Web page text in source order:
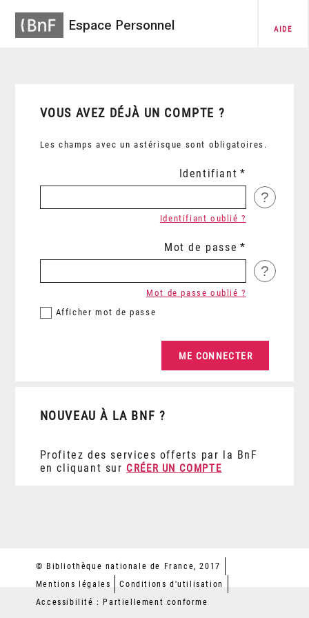
Espace Personnel AIDE
VOUS AVEZ DÉJÀ UN COMPTE ?
Les champs avec un astérisque sont obligatoires.
Identifiant
?
Identifiant oublié ?
Mot de passe
?
Afficher mot de passe
Mot de passe oublié ?
NOUVEAU À LA BNF ?
Profitez des services offerts par la BnF
en cliquant sur CRÉER UN COMPTE
© Bibliothèque nationale de France, 2017
Mentions légales
Conditions d'utilisation
Accessibilité : Partiellement conforme